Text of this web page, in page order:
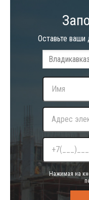
Оставьте
Нажимая на